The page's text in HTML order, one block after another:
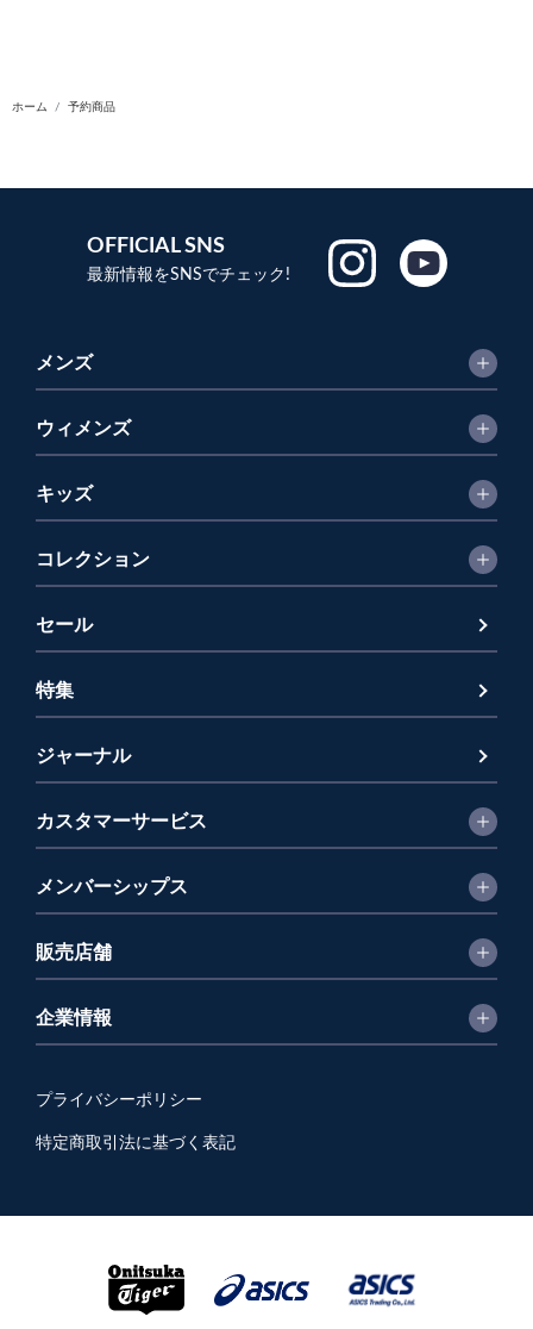
ホーム 予約商品
OFFICIAL SNS
最新情報をSNSでチェック!
メンズ
ウィメンズ
キッズ
コレクション
セール
特集
ジャーナル
カスタマーサービス
メンバーシップス
販売店舗
企業情報
プライバシーポリシー
特定商取引法に基づく表記